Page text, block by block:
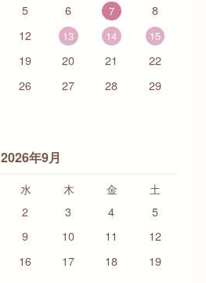
5 6 7 8
12 13 14
15
19 20 21 22
26 27 28 29
2026年9月
水 木 金
土
2 3 4 5
9 10 11 12
16 17 18 19